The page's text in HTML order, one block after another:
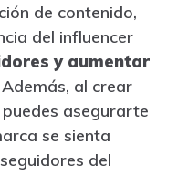
de contenido,
del influencer
y aumentar
Además, al crear
asegurarte
se sienta
del